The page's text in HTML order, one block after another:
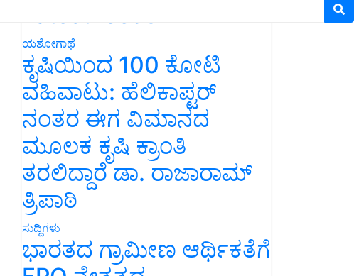
Latest feeds
ಯಶೋಗಾಥೆ
ಕೃಷಿಯಿಂದ 100 ಕೋಟಿ
ವಹಿವಾಟು: ಹೆಲಿಕಾಪ್ಟರ್
ನಂತರ ಈಗ ವಿಮಾನದ
ಮೂಲಕ ಕೃಷಿ ಕ್ರಾಂತಿ
ತರಲಿದ್ದಾರೆ ಡಾ. ರಾಜಾರಾಮ್
ತ್ರಿಪಾಠಿ
ಸುದ್ದಿಗಳು
ಭಾರತದ ಗ್ರಾಮೀಣ ಆರ್ಥಿಕತೆಗೆ